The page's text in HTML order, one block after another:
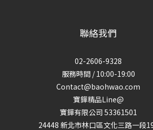
聯絡我們
02-2606-9328
服務時間 / 10:00-19:00
Contact@baohwao.com
寶鏵精品Line@
寶鏵有限公司 53361501
24448 新北市林口區文化三路一段